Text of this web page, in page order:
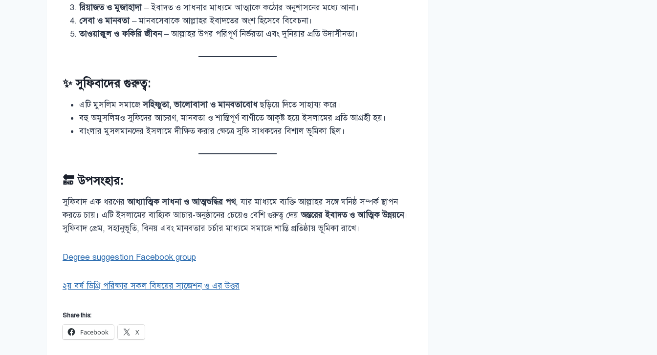
রিয়াজত ও মুজাহাদা– ইবাদত ও সাধনার মাধ্যমে আত্মাকে কঠোর অনুশাসনের মধ্যে আনা।
সেবা ও মানবতা– মানবসেবাকে আল্লাহর ইবাদতের অংশ হিসেবে বিবেচনা।
তাওয়াক্কুল ও ফকিরি জীবন– আল্লাহর উপর পরিপূর্ণ নির্ভরতা এবং দুনিয়ার প্রতি উদাসীনতা।
✨ সুফিবাদের গুরুত্ব:
এটি মুসলিম সমাজেসহিষ্ণুতা, ভালোবাসা ও মানবতাবোধছড়িয়ে দিতে সাহায্য করে।
বহু অমুসলিমও সুফিদের আচরণ, মানবতা ও শান্তিপূর্ণ বাণীতে আকৃষ্ট হয়ে ইসলামের প্রতি আগ্রহী হয়।
বাংলার মুসলমানদের ইসলামে দীক্ষিত করার ক্ষেত্রে সুফি সাধকদের বিশাল ভূমিকা ছিল।
🔚 উপসংহার:
সুফিবাদ এক ধরণেরআধ্যাত্মিক সাধনা ও আত্মশুদ্ধির পথ, যার মাধ্যমে ব্যক্তি আল্লাহর সঙ্গে ঘনিষ্ঠ সম্পর্ক স্থাপন
করতে চায়। এটি ইসলামের বাহ্যিক আচার-অনুষ্ঠানের চেয়েও বেশি গুরুত্ব দেয়অন্তরের ইবাদত ও আত্মিক উন্নয়নে।
সুফিবাদ প্রেম, সহানুভূতি, বিনয় এবং মানবতার চর্চার মাধ্যমে সমাজে শান্তি প্রতিষ্ঠায় ভূমিকা রাখে।
Degree suggestion Facebook group
২য় বর্ষ ডিগ্রি পরিক্ষার সকল বিষয়ের সাজেশন ও এর উত্তর
Share this:
Facebook X